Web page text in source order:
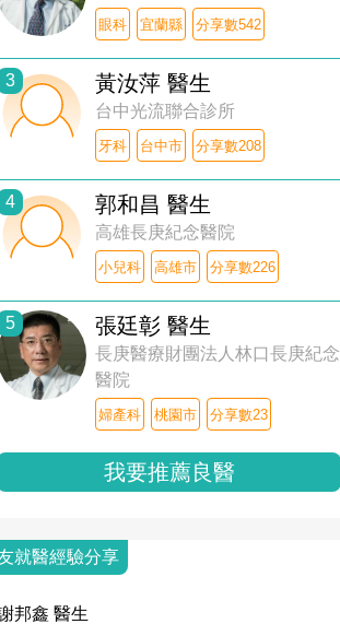
眼科 宜蘭縣 分享數542
3 黃汝萍 醫生
台中光流聯合診所
牙科 台中市 分享數208
4 郭和昌 醫生
高雄長庚紀念醫院
小兒科 高雄市 分享數226
5 張廷彰 醫生
長庚醫療財團法人林口長庚紀念
醫院
婦產科 桃園市 分享數23
我要推薦良醫
就醫經驗分享
邦鑫 醫生